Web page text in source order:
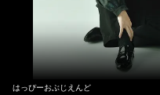
はっぴーおぶじえんど